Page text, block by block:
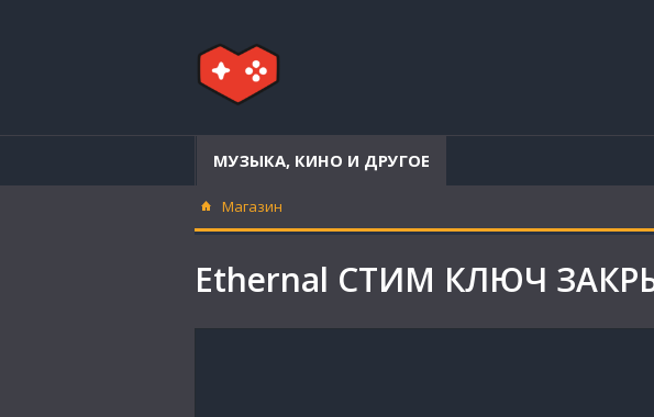
МУЗЫКА, КИНО И ДРУГОЕ
Магазин
Ethernal СТИМ КЛЮЧ